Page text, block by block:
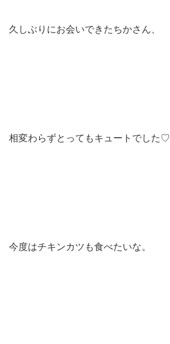
久しぶりにお会いできたちかさん、
相変わらずとってもキュートでした♡
今度はチキンカツも食べたいな。